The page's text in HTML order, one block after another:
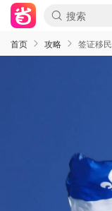
首页 攻略 签证移民